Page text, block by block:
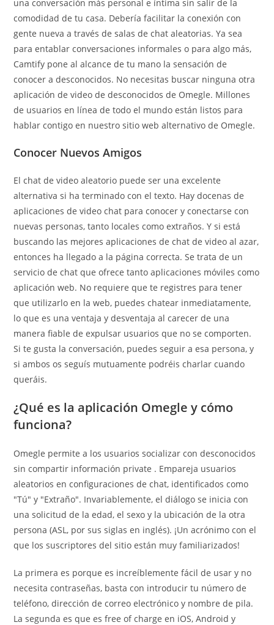
una conversación más personal e íntima sin salir de la
comodidad de tu casa. Debería facilitar la conexión con
gente nueva a través de salas de chat aleatorias. Ya sea
para entablar conversaciones informales o para algo más,
Camtify pone al alcance de tu mano la sensación de
conocer a desconocidos. No necesitas buscar ninguna otra
aplicación de video de desconocidos de Omegle. Millones
de usuarios en línea de todo el mundo están listos para
hablar contigo en nuestro sitio web alternativo de Omegle.
Conocer Nuevos Amigos
El chat de video aleatorio puede ser una excelente
alternativa si ha terminado con el texto. Hay docenas de
aplicaciones de video chat para conocer y conectarse con
nuevas personas, tanto locales como extraños. Y si está
buscando las mejores aplicaciones de chat de video al azar,
entonces ha llegado a la página correcta. Se trata de un
servicio de chat que ofrece tanto aplicaciones móviles como
aplicación web. No requiere que te registres para tener
que utilizarlo en la web, puedes chatear inmediatamente,
lo que es una ventaja y desventaja al carecer de una
manera fiable de expulsar usuarios que no se comporten.
Si te gusta la conversación, puedes seguir a esa persona, y
si ambos os seguís mutuamente podréis charlar cuando
queráis.
¿Qué es la aplicación Omegle y cómo
funciona?
Omegle permite a los usuarios socializar con desconocidos
sin compartir información private . Empareja usuarios
aleatorios en configuraciones de chat, identificados como
"Tú" y "Extraño". Invariablemente, el diálogo se inicia con
una solicitud de la edad, el sexo y la ubicación de la otra
persona (ASL, por sus siglas en inglés). ¡Un acrónimo con el
que los suscriptores del sitio están muy familiarizados!
La primera es porque es increíblemente fácil de usar y no
necesita contraseñas, basta con introducir tu número de
teléfono, dirección de correo electrónico y nombre de pila.
La segunda es que es free of charge en iOS, Android y